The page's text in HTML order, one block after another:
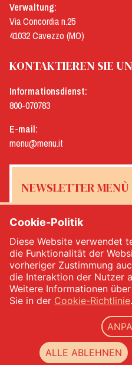
Verwaltung:
Via Concordia n.25
41032 Cavezzo (MO)
KONTAKTIEREN SIE
Informationsdienst:
800-070783
E-mail:
menu@menu.it
NEWSLETTER MENÙ
Ja, ich möchte den
MELDEN
Menù srl - Dal 1932 Produttori Specialità
00333120368 - Gesellschaftskapital
Cookie-Politik
Diese Website verwendet
die Funktionalität der
vorheriger Zustimmung
die Interaktion der Nutzer
Weitere Informationen
Sie in der Cookie-Richtlinie.
ALLE ABLEHNEN